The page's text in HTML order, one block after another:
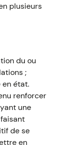
plusieurs
du ou
;
état.
renforcer
une
de se
en